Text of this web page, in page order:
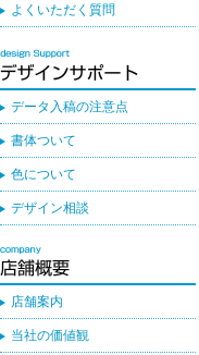
よくいただく質問
データ入稿の注意点
書体ついて
色について
デザイン相談
店舗案内
当社の価値観